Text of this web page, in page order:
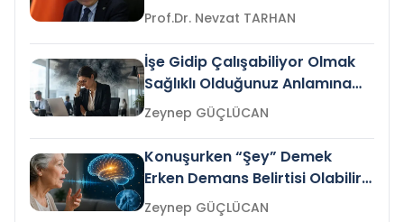
Prof.Dr. Nevzat TARHAN
İşe Gidip Çalışabiliyor Olmak
Sağlıklı Olduğunuz Anlamına
Gelir mi?Zeynep GÜÇLÜCAN
Konuşurken “Şey” Demek
Erken Demans Belirtisi Olabilir
mi?
Zeynep GÜÇLÜCAN